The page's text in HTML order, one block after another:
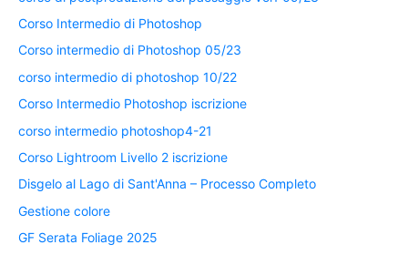
Corso Intermedio di Photoshop
Corso intermedio di Photoshop 05/23
corso intermedio di photoshop 10/22
Corso Intermedio Photoshop iscrizione
corso intermedio photoshop4-21
Corso Lightroom Livello 2 iscrizione
Disgelo al Lago di Sant'Anna – Processo Completo
Gestione colore
GF Serata Foliage 2025